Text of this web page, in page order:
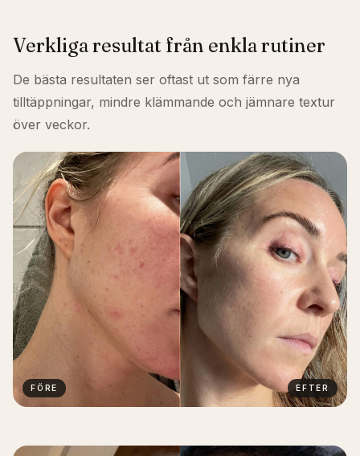
Verkliga resultat från enkla rutiner
De bästa resultaten ser oftast ut som färre nya
tilltäppningar, mindre klämmande och jämnare textur
över veckor.
FÖRE EFTER